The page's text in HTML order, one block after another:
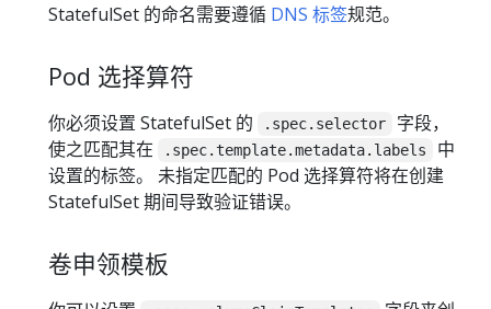
StatefulSet 的命名需要遵循 DNS 标签规范。
Pod 选择算符
你必须设置 StatefulSet 的 .spec.selector
字段，
使之匹配其在
.spec.template.metadata.labels
中
设置的标签。 未指定匹配的 Pod 选择算符将在创建
StatefulSet 期间导致验证错误。
卷申领模板